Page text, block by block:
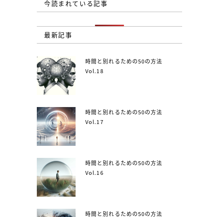
今読まれている記事
最新記事
時間と別れるための50の方法
Vol.18
時間と別れるための50の方法
Vol.17
時間と別れるための50の方法
Vol.16
時間と別れるための50の方法